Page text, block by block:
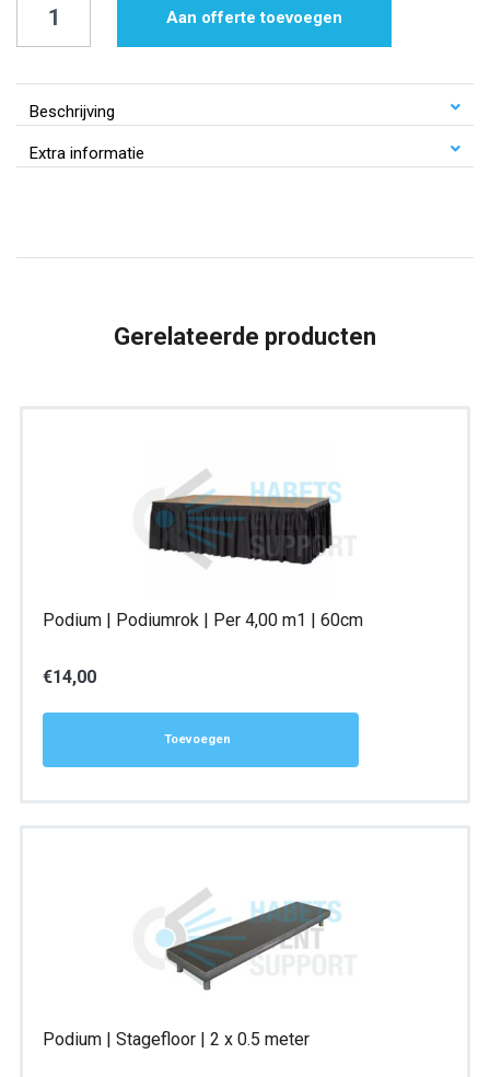
Scheurdoek
Per
|
Aan offerte toevoegen
Beschrijving
Extra informatie
Gerelateerde producten
Podium | Podiumrok | Per 4,00 m1 | 60cm
€14,00
Toevoegen
Podium | Stagefloor | 2 x 0.5 meter